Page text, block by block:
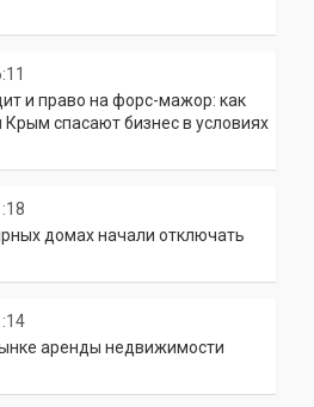
и право на форс-мажор: как
Крым спасают бизнес в условиях
домах начали отключать
аренды недвижимости